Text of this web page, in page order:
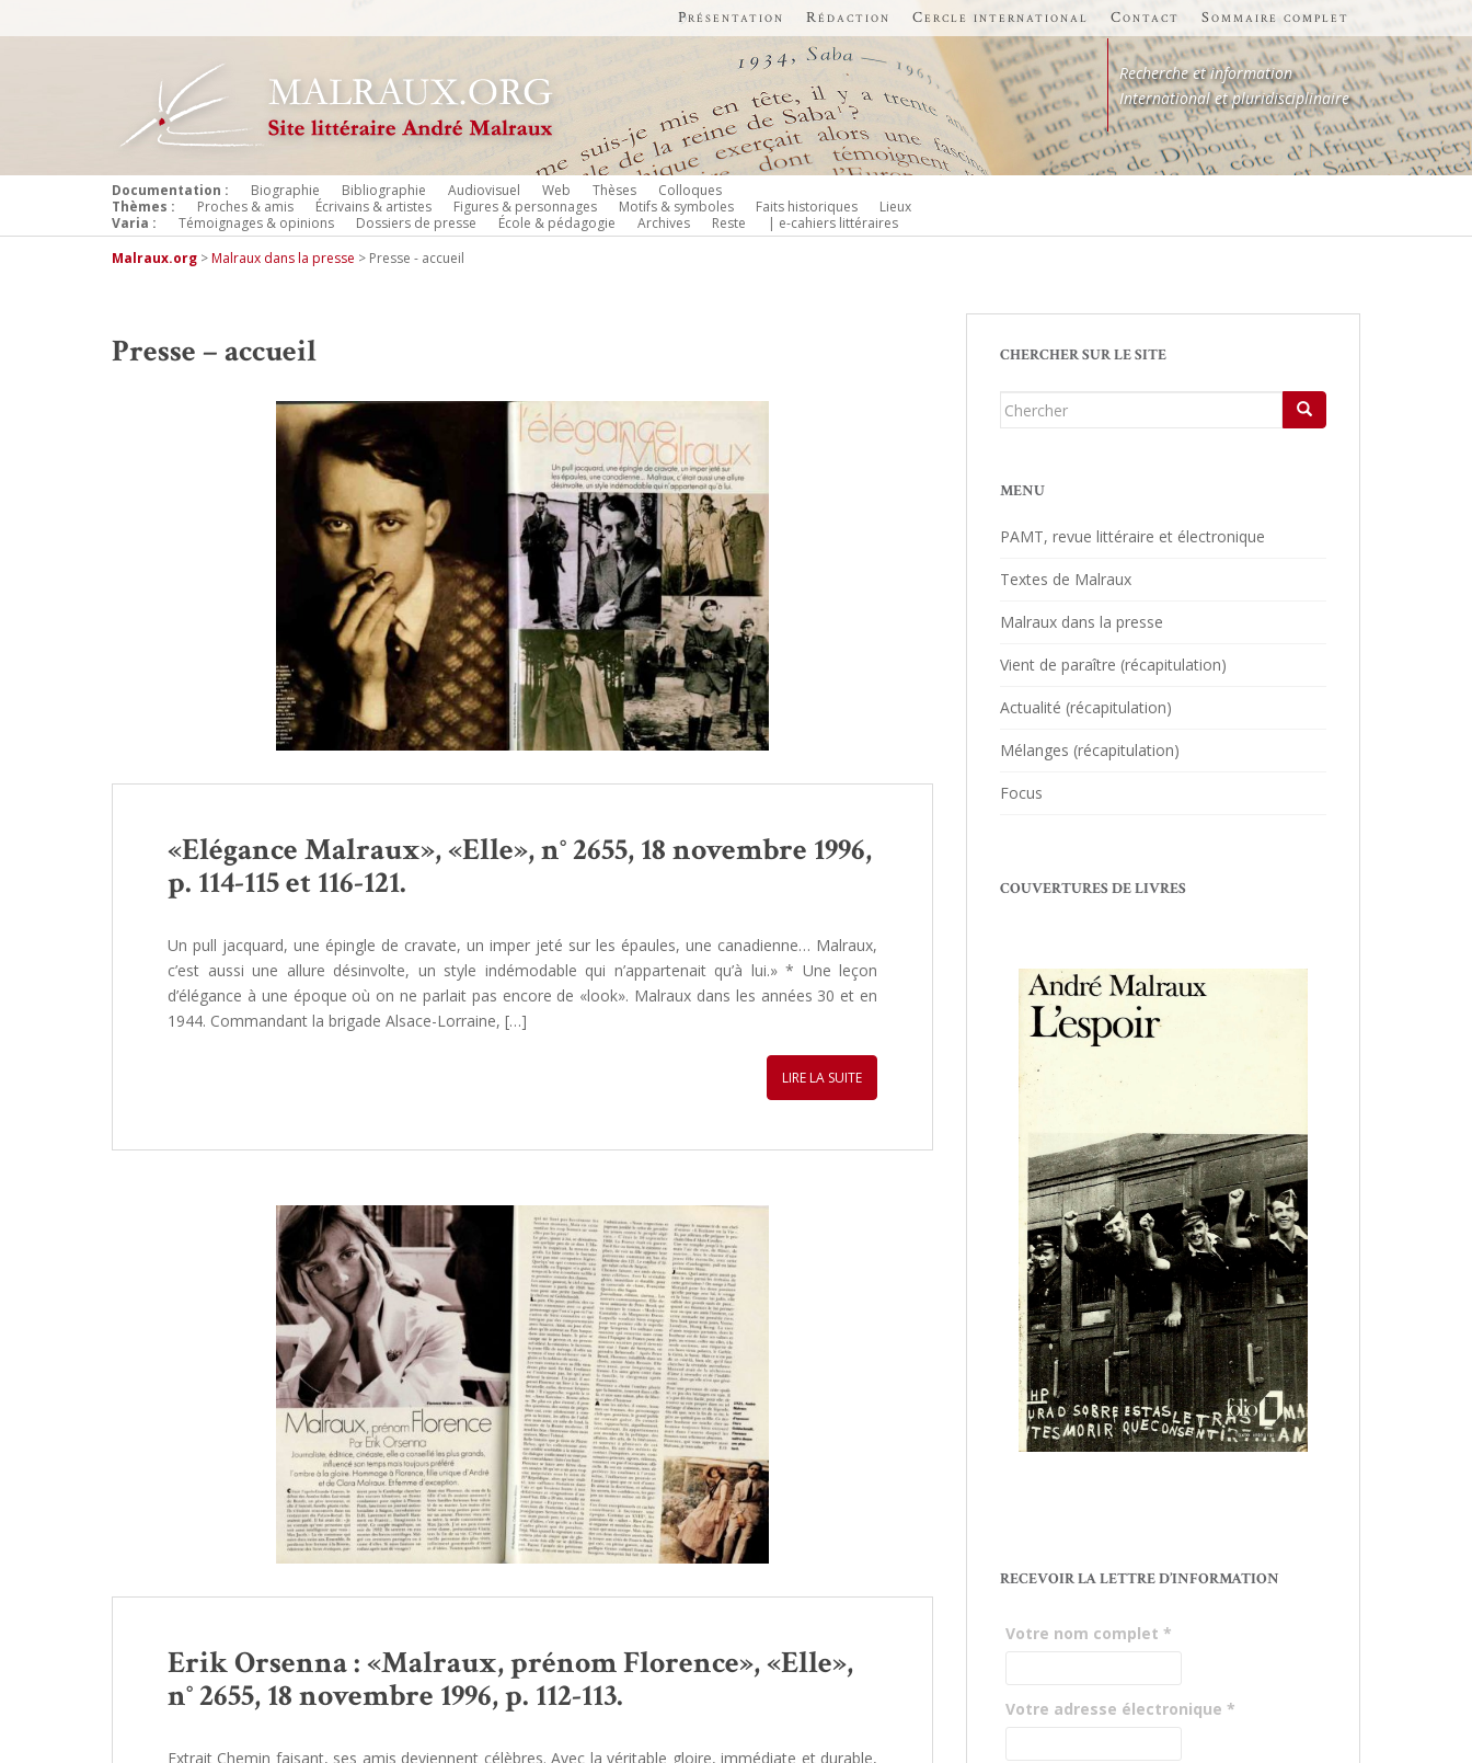
Présentation Rédaction Cercle international Contact Sommaire complet
Recherche et information
International et pluridisciplinaire
Documentation : Biographie Bibliographie Audiovisuel Web Thèses
Colloques
Thèmes :
Proches & amis Écrivains & artistes Figures & personnages Motifs & symboles Faits historiques
Lieux
Varia :
Témoignages & opinions Dossiers de presse École & pédagogie Archives Reste
| e-cahiers littéraires
Malraux.org >Malraux dans la presse > Presse - accueil
Presse – accueil
«Elégance Malraux», «Elle», n° 2655, 18 novembre 1996,
p. 114-115 et 116-121.
Un pull jacquard, une épingle de cravate, un imper jeté sur les épaules, une canadienne… Malraux,
c’est aussi une allure désinvolte, un style indémodable qui n’appartenait qu’à lui.» * Une leçon
d’élégance à une époque où on ne parlait pas encore de «look». Malraux dans les années 30 et en
1944. Commandant la brigade Alsace-Lorraine, […]
LIRE LA SUITE
Erik Orsenna : «Malraux, prénom Florence», «Elle»,
n° 2655, 18 novembre 1996, p. 112-113.
Extrait Chemin faisant, ses amis deviennent célèbres. Avec la véritable gloire, immédiate et durable,
CHERCHER SUR LE SITE
Chercher...
MENU
PAMT, revue littéraire et électronique
Textes de Malraux
Malraux dans la presse
Vient de paraître (récapitulation)
Actualité (récapitulation)
Mélanges (récapitulation)
Focus
COUVERTURES DE LIVRES
RECEVOIR LA LETTRE D’INFORMATION
Votre nom complet *
Votre adresse électronique *